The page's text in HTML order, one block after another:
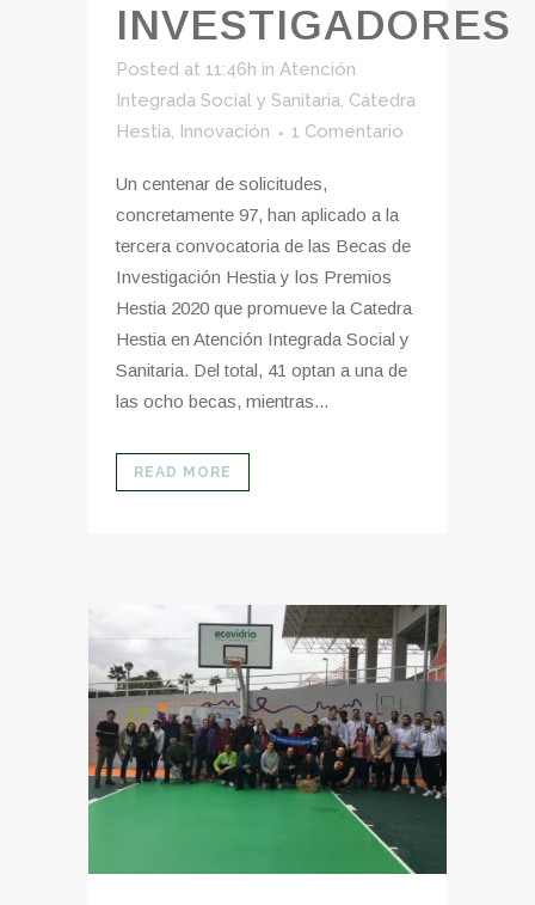
INVESTIGADORES
Posted at 11:46h in Atención
Integrada Social y Sanitaria, Cátedra
Hestia, Innovación 1 Comentario
Un centenar de solicitudes,
concretamente 97, han aplicado a la
tercera convocatoria de las Becas de
Investigación Hestia y los Premios
Hestia 2020 que promueve la Catedra
Hestia en Atención Integrada Social y
Sanitaria. Del total, 41 optan a una de
las ocho becas, mientras...
READ MORE